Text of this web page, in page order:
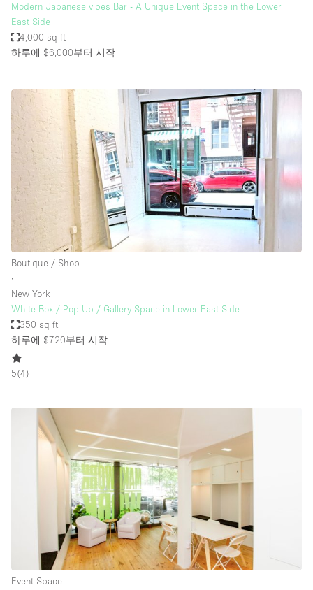
Modern Japanese vibes Bar - A Unique Event Space in the Lower
East Side
4,000 sq ft
하루에 $6,000부터 시작
Boutique / Shop
∙
New York
White Box / Pop Up / Gallery Space in Lower East Side
350 sq ft
하루에 $720부터 시작
5(4)
Event Space